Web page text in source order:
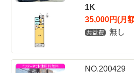
1K
35,000円(月
共益費 無し
NO.200429